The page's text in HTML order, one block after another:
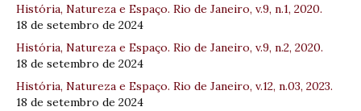
História, Natureza e Espaço. Rio de Janeiro, v.9, n.1, 2020.
18 de setembro de 2024
História, Natureza e Espaço. Rio de Janeiro, v.9, n.2, 2020.
18 de setembro de 2024
História, Natureza e Espaço. Rio de Janeiro, v.12, n.03, 2023.
18 de setembro de 2024